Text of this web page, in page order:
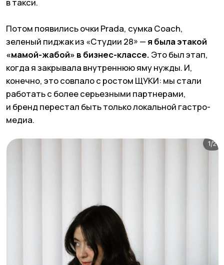
8 ПЛАЦКАРТ ДО МЕЖДУНАРОДНОГО
ПРИЗНАНИЯ
и я уехала на поезде Москва—Владикавказ, читая
и мы запустили ЩУКУ в Тбилиси — на английском.
И вдруг оказалось, чтонаш стиль прекрасно
работает за пределами России.Нас читали
грузины, экспаты, иностранцы, и это было
настоящее «радостное офигевание». Я впервые
почувствовала международность бренда.